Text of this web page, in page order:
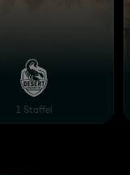
Experiment
Warrior
1 Staffel